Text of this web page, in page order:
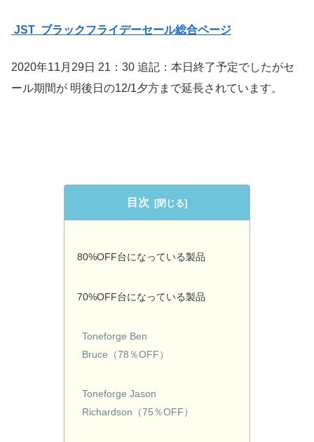
JST ブラックフライデーセール総合ページ
2020年11月29日 21：30 追記：本日終了予定でしたがセ
ール期間が 明後日の12/1夕方まで延長されています。
目次
80%OFF台になっている製品
70%OFF台になっている製品
Toneforge Ben
Bruce（78％OFF）
Toneforge Jason
Richardson（75％OFF）